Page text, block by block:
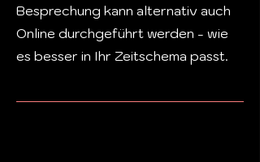
Besprechung kann alternativ auch
Online durchgeführt werden - wie
es besser in Ihr Zeitschema passt.